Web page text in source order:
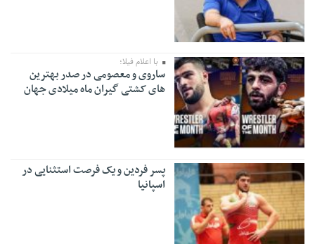
با اعلام فیلا؛
ساروی و معصومی در صدر بهترین
های کشتی گیران ماه میلادی جهان
پسر فردین و یک فرصت استثنایی در
اسپانیا